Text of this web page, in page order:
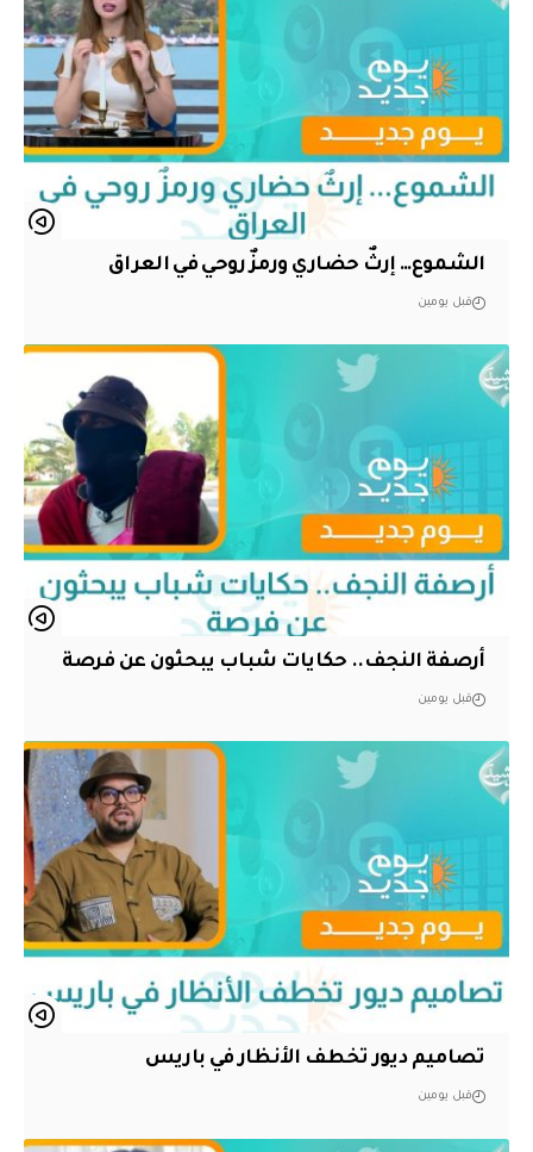
الشموع… إرثٌ حضاري ورمزٌ روحي في العراق
قبل يومين
أرصفة النجف.. حكايات شباب يبحثون عن فرصة
قبل يومين
تصاميم ديور تخطف الأنظار في باريس
قبل يومين